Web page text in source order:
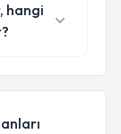
hangi